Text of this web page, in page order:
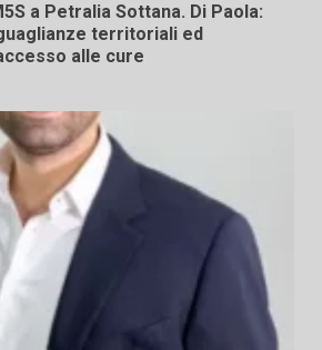
a Petralia Sottana. Di Paola:
territoriali ed
alle cure